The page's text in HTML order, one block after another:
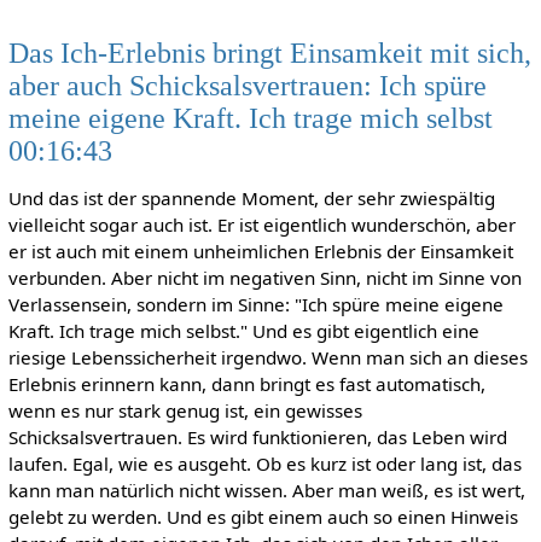
Das Ich-Erlebnis bringt Einsamkeit mit sich,
aber auch Schicksalsvertrauen: Ich spüre
meine eigene Kraft. Ich trage mich selbst
00:16:43
Und das ist der spannende Moment, der sehr zwiespältig
vielleicht sogar auch ist. Er ist eigentlich wunderschön, aber
er ist auch mit einem unheimlichen Erlebnis der Einsamkeit
verbunden. Aber nicht im negativen Sinn, nicht im Sinne von
Verlassensein, sondern im Sinne: "Ich spüre meine eigene
Kraft. Ich trage mich selbst." Und es gibt eigentlich eine
riesige Lebenssicherheit irgendwo. Wenn man sich an dieses
Erlebnis erinnern kann, dann bringt es fast automatisch,
wenn es nur stark genug ist, ein gewisses
Schicksalsvertrauen. Es wird funktionieren, das Leben wird
laufen. Egal, wie es ausgeht. Ob es kurz ist oder lang ist, das
kann man natürlich nicht wissen. Aber man weiß, es ist wert,
gelebt zu werden. Und es gibt einem auch so einen Hinweis